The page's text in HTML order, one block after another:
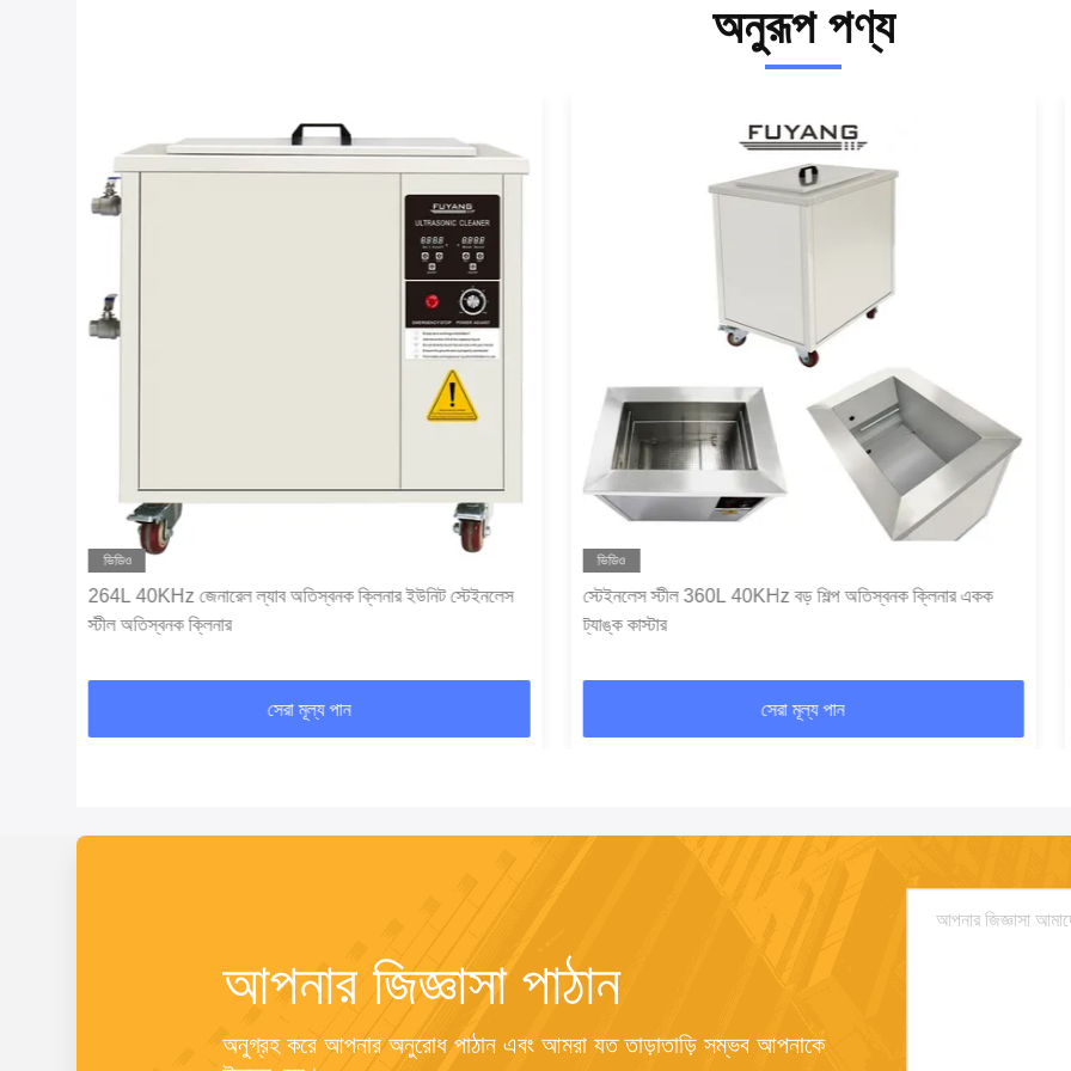
অনুরূপ পণ্য
ভিডিও
264L 40KHz জেনারেল ল্যাব অতিস্বনক ক্লিনার ইউনিট স্টেইনলেস
স্টীল অতিস্বনক ক্লিনার
সেরা মূল্য পান
ভিডিও
স্টেইনলেস স্টীল 360L 40KHz বড় শিল্প অতিস্বনক ক্লিনার একক
ট্যাঙ্ক কাস্টার
সেরা মূল্য পান
আপনার জিজ্ঞাসা পাঠান
অনুগ্রহ করে আপনার অনুরোধ পাঠান এবং আমরা যত তাড়াতাড়ি সম্ভব আপনাকে